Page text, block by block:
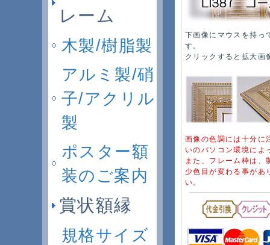
下画像にマウスを持っ
す。
クリックすると拡大画
画像の色調には十分
いのパソコン環境によ
また、フレーム枠は、
少色目が変わる事があ
い。
レーム
木製/樹脂製
アルミ製/硝
子/アクリル
製
ポスター額
装のご案内
賞状額縁
規格サイズ